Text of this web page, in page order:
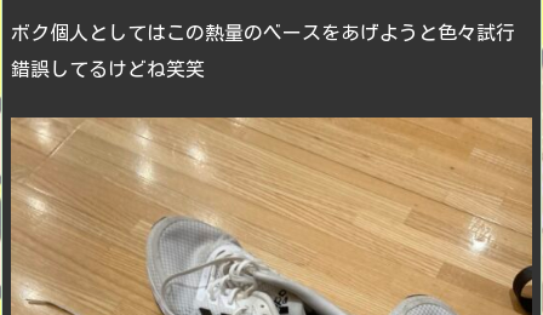
ボク個人としてはこの熱量のベースをあげようと色々試行
錯誤してるけどね笑笑